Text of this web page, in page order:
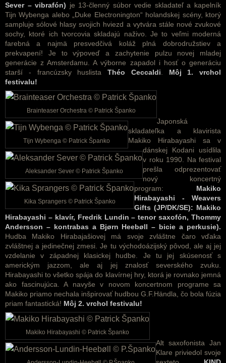
Sever – vibrafón) je 13-členný súbor vedie skladateľ a kapelník
Tijn Wybenga alebo „Duke Electronington“ holandskej scény, ktorý
sampluje sólové hlasy svojich hviezd a vytvára stále nové zvukové
sochy, ktoré ich tvorcovia skladajú naživo. Je to veľmi moderná
farebná a najmä presvedčivá koláž plná dobrodružstiev a
prekvapení! Je to výpoveď a zachytenie pulzu novej mladej
generácie z Amsterdamu. A výborne zapadol i hosť o generáciu
starší - francúzsky huslista Théo Ceccaldi
Môj 1. vrchol
festivalu!
Brainteaser Orchestra © Patrick Španko
Tijn Wybenga © Patrick Španko
Aleksander Sever © Patrick Španko
Kika Sprangers © Patrick Španko
Japonská
skladateľka a klavirista
Makiko Hirabayashi sa v
dánskej Kodani usídlila
v roku 1990. Na festival
prešla odprezentovať
nový koncertný
program: Makiko
Hirabayashi - Weavers
Gifts (JP/DK/SE): Makiko
Hirabayashi – klavír, Fredrik Lundin – tenor saxofón, Thommy
Andersson – kontrabas a Bjørn Heebøll – bicie a perkusie).
Hudba Makiko Hirabajašiovej má svoje zvláštne čaro vďaka
zvláštnej a jedinečnej zmesi. Je tu východoázijský pôvod, ale aj jej
vzdelanie v západnej klasickej hudbe. Je tu jej skúsenosť s
americkým jazzom, ale aj jej znalosť severského zvuku.
Hirabayashi to všetko spája do klavírnej hry, ktorá je rovnako jemná
ako fascinujúca. A navyše v novom koncertnom programe sa
Makiko priamo nechala inšpirovať hudbou G.F.Händla, čo bola fúzia
priam fantastická! Môj 2. vrchol festivalu!
Makiko Hirabayashi © Patrick Španko
Alt saxofonista Jan
Klare priviedol svoje